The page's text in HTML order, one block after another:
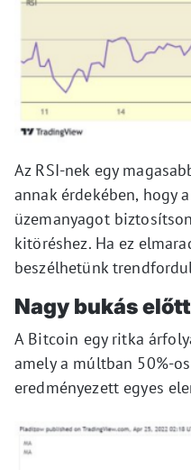
Az RSI-nek egy
annak érdekében, hogy
üzemanyagot
kitöréshez. Ha ez
beszélhetünk
Nagy bukás
A Bitcoin egy ritka
amely a múltban 50%-
eredményezett egyes